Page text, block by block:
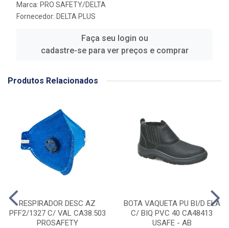
Marca: PRO SAFETY/DELTA
Fornecedor: DELTA PLUS
Faça seu login ou
cadastre-se para ver preços e comprar
Produtos Relacionados
RESPIRADOR DESC AZ
PFF2/1327 C/ VAL CA38.503
PROSAFETY
BOTA VAQUETA PU BI/D ELA
C/ BIQ PVC 40 CA48413
USAFE - AB